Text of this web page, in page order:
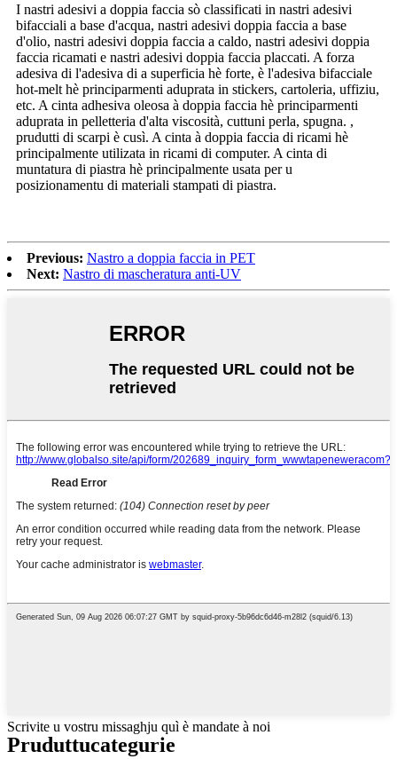
I nastri adesivi a doppia faccia sò classificati in nastri adesivi
bifacciali a base d'acqua, nastri adesivi doppia faccia a base
d'olio, nastri adesivi doppia faccia a caldo, nastri adesivi doppia
faccia ricamati e nastri adesivi doppia faccia placcati. A forza
adesiva di l'adesiva di a superficia hè forte, è l'adesiva bifacciale
hot-melt hè principarmenti aduprata in stickers, cartoleria, uffiziu,
etc. A cinta adhesiva oleosa à doppia faccia hè principarmenti
aduprata in pelletteria d'alta viscosità, cuttuni perla, spugna. ,
prudutti di scarpi è cusì. A cinta à doppia faccia di ricami hè
principalmente utilizata in ricami di computer. A cinta di
muntatura di piastra hè principalmente usata per u
posizionamentu di materiali stampati di piastra.
Previous: Nastro a doppia faccia in PET
Next: Nastro di mascheratura anti-UV
Scrivite u vostru missaghju quì è mandate à noi
Pruduttucategurie